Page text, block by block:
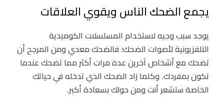
يجمع الضحك الناس ويقوي العلاقات
يوجد سبب وجيه لاستخدام المسلسلات الكوميدية
التلفزيونية لأصوات الضحك؛ فالضحك معدي ومن المرجح أن
تضحك مع أشخاص آخرين عدة مرات أكثر مما تضحك عندما
تكون بمفردك. وكلما زاد الضحك الذي تدخله في حياتك
الخاصة ستشعر أنت ومن حولك بسعادة أكبر.